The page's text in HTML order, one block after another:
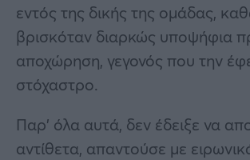
εντός της δικής της ομάδας,
βρισκόταν διαρκώς υποψήφια
αποχώρηση, γεγονός που την
στόχαστρο.
Παρ’ όλα αυτά, δεν έδειξε να
αντίθετα, απαντούσε με